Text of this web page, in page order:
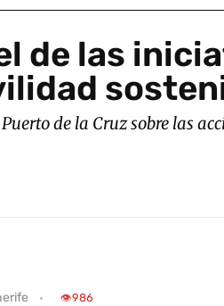
de las
de la Cruz sobre las
👁️986